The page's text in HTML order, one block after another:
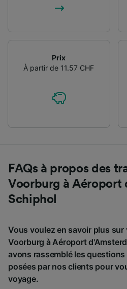
Prix
À partir de 11.57 CHF
FAQs à propos des
Voorburg à Aéroport
Schiphol
Vous voulez en savoir plus sur
Voorburg à Aéroport
avons rassemblé les
posées par nos clients pour
voyage.